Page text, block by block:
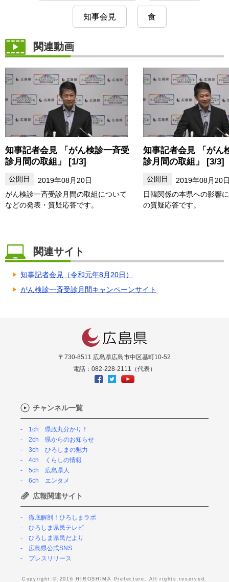
知事会見 食
関連動画
知事記者会見 「がん検診一斉受
診月間の取組」 [1/3]
2019年08月20日
がん検診一斉受診月間の取組について
などの発表・質疑応答です。
知事記者会見 「がん
診月間の取組」 [3/3]
2019年08月20
日韓関係の本県への影響
の質疑応答です。
関連サイト
知事記者会見（令和元年8月20日）
がん検診一斉受診月間キャンペーンサイト
〒730-8511 広島県広島市中区基町10-52
電話：082-228-2111（代表）
チャンネル一覧
1ch 県政丸分かり！
2ch 県からのお知らせ
3ch ひろしまの魅力
4ch くらしの情報
5ch 広島県人
6ch エンタメ
広報関連サイト
徹底解剖！ひろしまラボ
ひろしま県民テレビ
ひろしま県民だより
広島県公式SNS
プレスリリース
Copyright © 2016 HIROSHIMA Prefecture. All rights reserved.